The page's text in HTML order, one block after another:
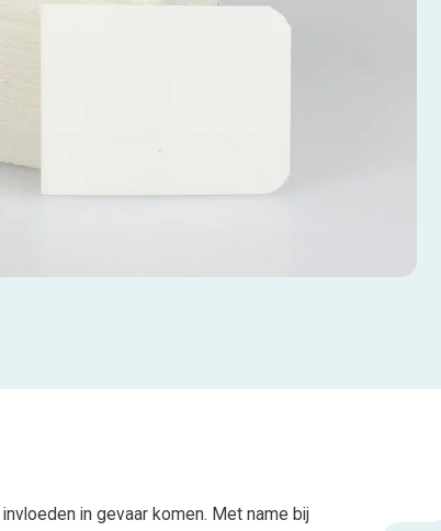
in gevaar komen. Met name bij